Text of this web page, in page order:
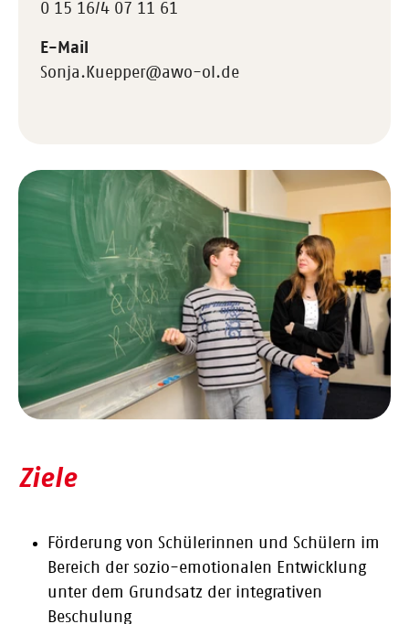
0 15 16/4 07 11 61
E-Mail
Sonja.Kuepper@awo-ol.de
Ziele
Förderung von Schülerinnen und Schülern im
Bereich der sozio-emotionalen Entwicklung
unter dem Grundsatz der integrativen
Beschulung